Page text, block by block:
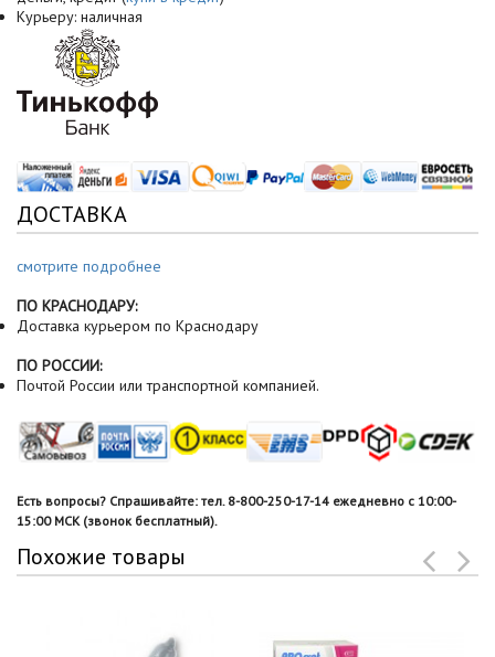
Курьеру: наличная
ДОСТАВКА
смотрите подробнее
ПО КРАСНОДАРУ:
Доставка курьером по Краснодару
ПО РОССИИ:
Почтой России или транспортной компанией.
Есть вопросы? Спрашивайте: тел. 8-800-250-17-14 ежедневно с 10:00-
15:00 МСК (звонок бесплатный).
Похожие товары